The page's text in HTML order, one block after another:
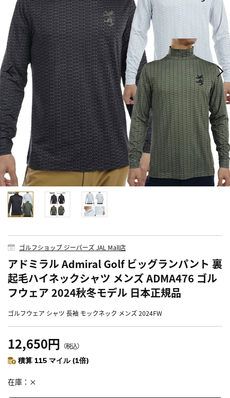
ゴルフショップ ジーパーズ JAL Mall店
アドミラル Admiral Golf ビッグランパント 裏
起毛ハイネックシャツ メンズ ADMA476 ゴル
フウェア 2024秋冬モデル 日本正規品
ゴルフウェア シャツ 長袖 モックネック メンズ 2024FW
12,650円 （税込）
積算 115 マイル (1倍)
在庫 ×